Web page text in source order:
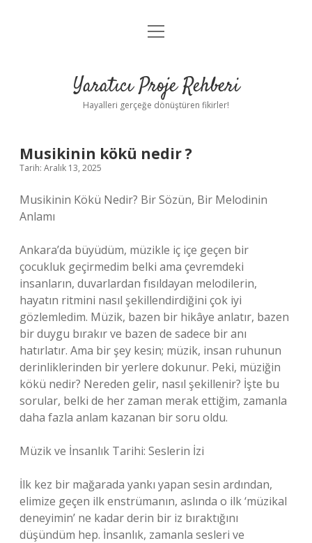
Anasayfa
Yasal Uyarı
menüyü
Yaratıcı Proje Rehberi
Hayalleri gerçeğe dönüştüren fikirler!
Musikinin kökü nedir ?
Tarih: Aralık 13, 2025
Musikinin Kökü Nedir? Bir Sözün, Bir Melodinin
Anlamı
Ankara’da büyüdüm, müzikle iç içe geçen bir
çocukluk geçirmedim belki ama çevremdeki
insanların, duvarlardan fısıldayan melodilerin,
hayatın ritmini nasıl şekillendirdiğini çok iyi
gözlemledim. Müzik, bazen bir hikâye anlatır, bazen
bir duygu bırakır ve bazen de sadece bir anı
hatırlatır. Ama bir şey kesin; müzik, insan ruhunun
derinliklerinden bir yerlere dokunur. Peki, müziğin
kökü nedir? Nereden gelir, nasıl şekillenir? İşte bu
sorular, belki de her zaman merak ettiğim, zamanla
daha fazla anlam kazanan bir soru oldu.
Müzik ve İnsanlık Tarihi: Seslerin İzi
İlk kez bir mağarada yankı yapan sesin ardından,
elimize geçen ilk enstrümanın, aslında o ilk ‘müzikal
deneyimin’ ne kadar derin bir iz bıraktığını
düşündüm hep. İnsanlık, zamanla sesleri ve